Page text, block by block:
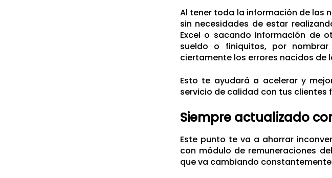
Al tener toda la información de las
sin necesidades de estar
Excel o sacando información de
sueldo o finiquitos, por
ciertamente los errores nacidos de
Esto te ayudará a acelerar y
servicio de calidad con tus
Siempre actualizado
Este punto te va a ahorrar
con módulo de remuneraciones
que va cambiando